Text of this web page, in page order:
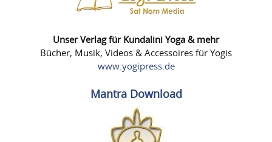
Unser Verlag für Kundalini Yoga & mehr
Bücher, Musik, Videos & Accessoires für Yogis
www.yogipress.de
Mantra Download